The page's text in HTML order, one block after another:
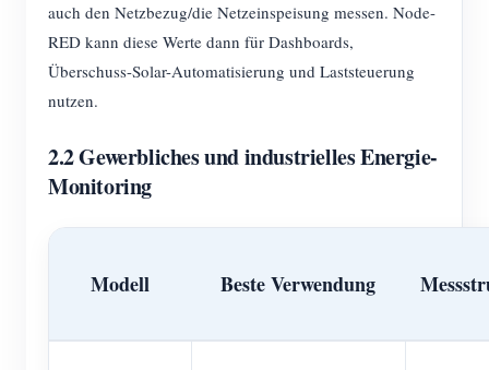
auch den Netzbezug/die Netzeinspeisung messen. Node-
RED kann diese Werte dann für Dashboards,
Überschuss-Solar-Automatisierung und Laststeuerung
nutzen.
2.2 Gewerbliches und industrielles Energie-
Monitoring
Modell Beste Verwendung